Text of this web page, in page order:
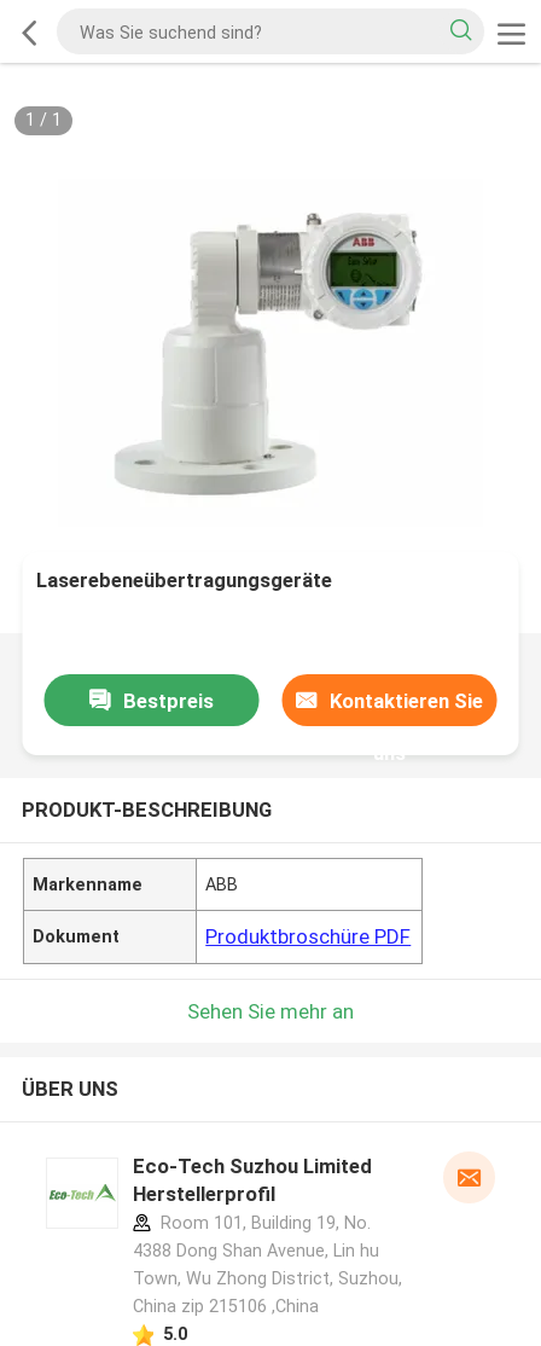
1 / 1
Laserebeneübertragungsgeräte
Bestpreis Kontaktieren Sie
uns
PRODUKT-BESCHREIBUNG
Markenname ABB
Dokument Produktbroschüre PDF
Sehen Sie mehr an
ÜBER UNS
Eco-Tech Suzhou Limited
Herstellerprofil
Room 101, Building 19, No.
4388 Dong Shan Avenue, Lin hu
Town, Wu Zhong District, Suzhou,
China zip 215106 ,China
5.0